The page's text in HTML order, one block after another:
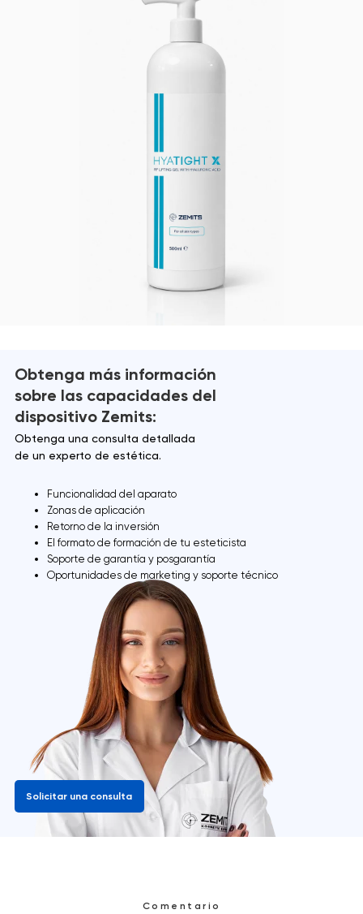
Solicitar una consulta
Obtenga más información
sobre las capacidades del
dispositivo Zemits:
Obtenga una consulta detallada
de un experto de estética.
Funcionalidad del aparato
Zonas de aplicación
Retorno de la inversión
El formato de formación de tu esteticista
Soporte de garantía y posgarantía
Oportunidades de marketing y soporte técnico
Comentario